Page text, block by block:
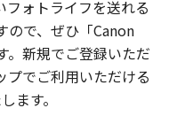
フォトライフを送れる
ので、ぜひ「Canon
。新規でご登録いただ
プでご利用いただける
ます。